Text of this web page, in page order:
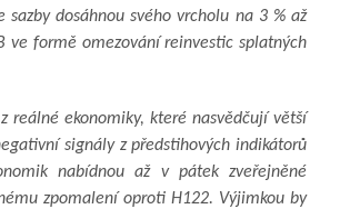
dosáhnou svého vrcholu na 3 % až
ve formě omezování reinvestic splatných
reálné ekonomiky, které nasvědčují větší
signály z předstihových indikátorů
nabídnou až v pátek zveřejněné
zpomalení oproti H122. Výjimkou by